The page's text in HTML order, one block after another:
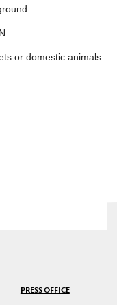
PRESS OFFICE